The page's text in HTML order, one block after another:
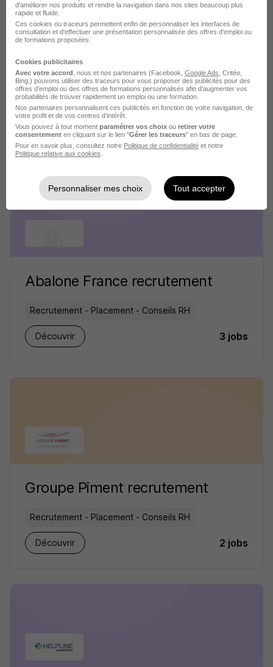
Michael Page recrutement
Recrutement - Placement - Conseils RH
Découvrir
Abalone France recrutement
Recrutement - Placement - Conseils RH
Découvrir 3 jobs
Groupe Piment recrutement
Recrutement - Placement - Conseils RH
Découvrir 2 jobs
d'améliorer nos produits et rendre la navigation dans nos sites beaucoup plus
rapide et fluide.
Ces cookies ou traceurs permettent enfin de personnaliser les interfaces de
consultation et d'effectuer une présentation personnalisée des offres d'emploi ou
de formations proposées.
Cookies publicitaires
Avec votre accord , nous et nos partenaires (Facebook, Google Ads , Critéo,
Bing,) pouvons utiliser des traceurs pour vous proposer des publicités pour des
offres d’emploi ou des offres de formations personnalisés afin d’augmenter vos
probabilités de trouver rapidement un emploi ou une formation.
Nos partenaires personnalisent ces publicités en fonction de votre navigation, de
votre profil et de vos centres d’intérêt.
Vous pouvez à tout moment paramétrer vos choix ou retirer votre
consentement en cliquant sur le lien "Gérer les traceurs" en bas de page.
Pour en savoir plus, consultez notre Politique de confidentialité et notre
Politique relative aux cookies
Personnaliser mes choix Tout accepter